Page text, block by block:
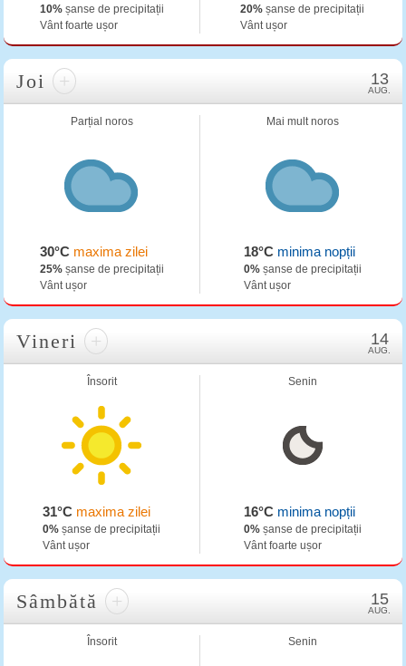
10%șanse de precipitații
Vânt foarte ușor
20% șanse de precipitații
Vânt ușor
Joi + 13
AUG.
Parțial noros
30°Cmaxima zilei
25%șanse de precipitații
Vânt ușor
Mai mult noros
18°Cminima nopții
0%șanse de precipitații
Vânt ușor
Vineri + 14
AUG.
Însorit
31°C maxima zilei
0% șanse de precipitații
Vânt ușor
Senin
16°Cminima nopții
0%șanse de precipitații
Vânt foarte ușor
Sâmbătă + 15
AUG.
Însorit Senin